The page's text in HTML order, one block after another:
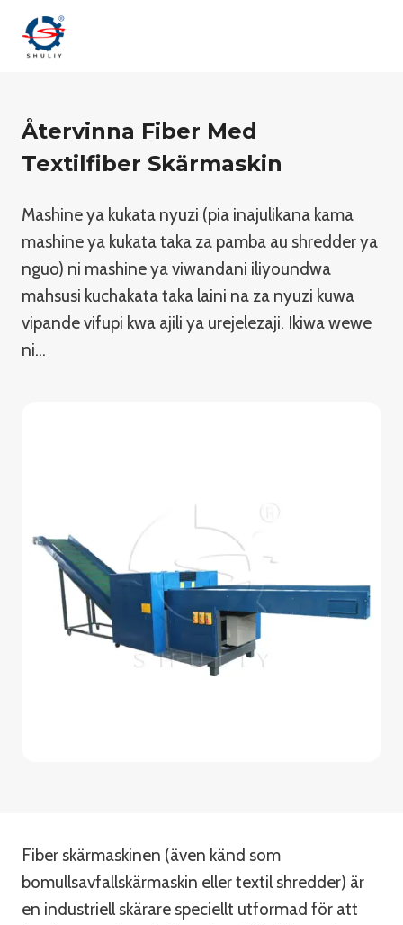
Återvinna Fiber Med
Textilfiber Skärmaskin
Mashine ya kukata nyuzi (pia inajulikana kama
mashine ya kukata taka za pamba au shredder ya
nguo) ni mashine ya viwandani iliyoundwa
mahsusi kuchakata taka laini na za nyuzi kuwa
vipande vifupi kwa ajili ya urejelezaji. Ikiwa wewe
ni…
Fiber skärmaskinen (även känd som
bomullsavfallskärmaskin eller textil shredder) är
en industriell skärare speciellt utformad för att